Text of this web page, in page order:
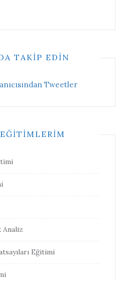
TAKIP EDIN
Tweetler
Eğitimi